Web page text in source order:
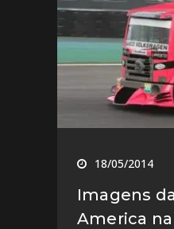
18/05/2014
Imagens
America